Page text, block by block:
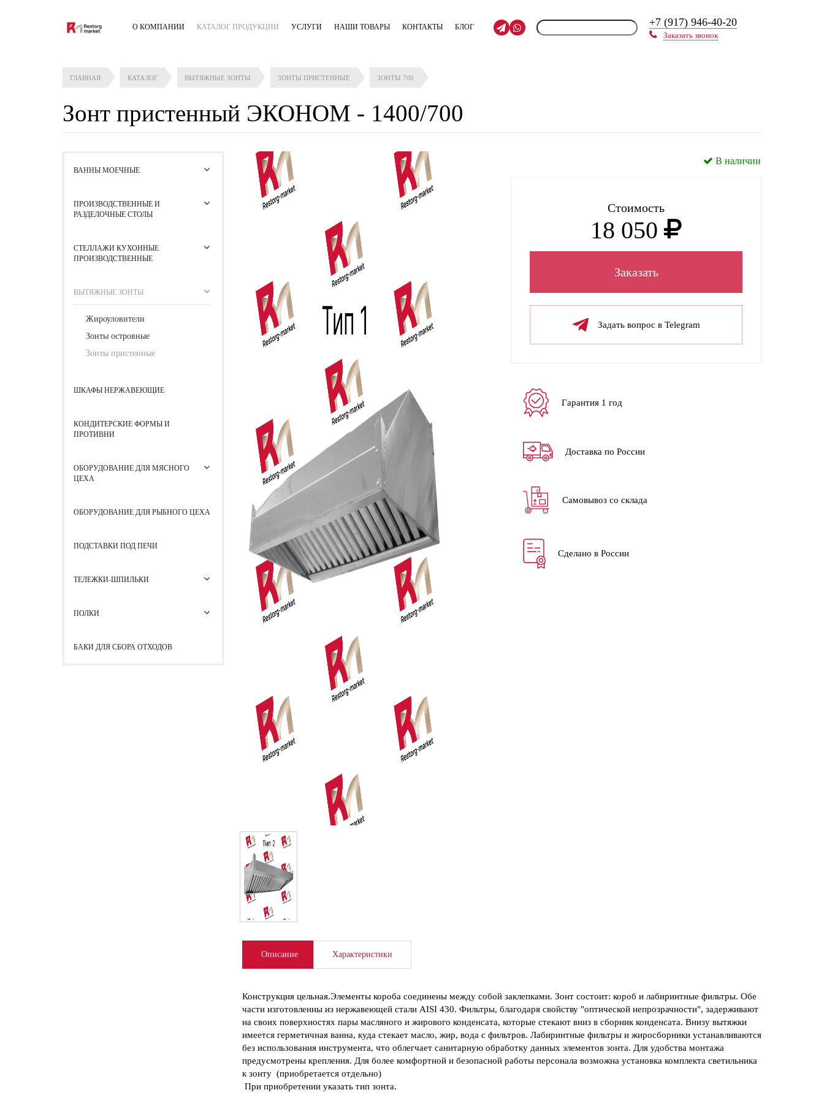
О КОМПАНИИ КАТАЛОГ ПРОДУКЦИИ УСЛУГИ НАШИ ТОВАРЫ КОНТАКТЫ БЛОГ +7 (917) 946-40-20
Заказать звонок
ГЛАВНАЯ КАТАЛОГ ВЫТЯЖНЫЕ ЗОНТЫ ЗОНТЫ ПРИСТЕННЫЕ ЗОНТЫ 700
Зонт пристенный ЭКОНОМ - 1400/700
ВАННЫ МОЕЧНЫЕ
ПРОИЗВОДСТВЕННЫЕ И
РАЗДЕЛОЧНЫЕ СТОЛЫ
СТЕЛЛАЖИ КУХОННЫЕ
ПРОИЗВОДСТВЕННЫЕ
ВЫТЯЖНЫЕ ЗОНТЫ
Жироуловители
Зонты островные
Зонты пристенные
ШКАФЫ НЕРЖАВЕЮЩИЕ
КОНДИТЕРСКИЕ ФОРМЫ И
ПРОТИВНИ
ОБОРУДОВАНИЕ ДЛЯ МЯСНОГО
ЦЕХА
ОБОРУДОВАНИЕ ДЛЯ РЫБНОГО ЦЕХА
ПОДСТАВКИ ПОД ПЕЧИ
ТЕЛЕЖКИ-ШПИЛЬКИ
ПОЛКИ
БАКИ ДЛЯ СБОРА ОТХОДОВ
В наличии
Стоимость
18 050
Заказать
Задать вопрос в Telegram
Гарантия 1 год
Доставка по России
Самовывоз со склада
Сделано в России
Описание Характеристики
Конструкция цельная.Элементы короба соединены между собой заклепками. Зонт состоит: короб и лабиринтные фильтры. Обе
части изготовленны из нержавеющей стали AISI 430. Фильтры, благодаря свойству "оптической непрозрачности", задерживают
на своих поверхностях пары масляного и жирового конденсата, которые стекают вниз в сборник конденсата. Внизу вытяжки
имеется герметичная ванна, куда стекает масло, жир, вода с фильтров. Лабиринтные фильтры и жиросборники устанавливаются
без использования инструмента, что облегчает санитарную обработку данных элементов зонта. Для удобства монтажа
предусмотрены крепления. Для более комфортной и безопасной работы персонала возможна установка комплекта светильника
к зонту (приобретается отдельно)
При приобретении указать тип зонта.